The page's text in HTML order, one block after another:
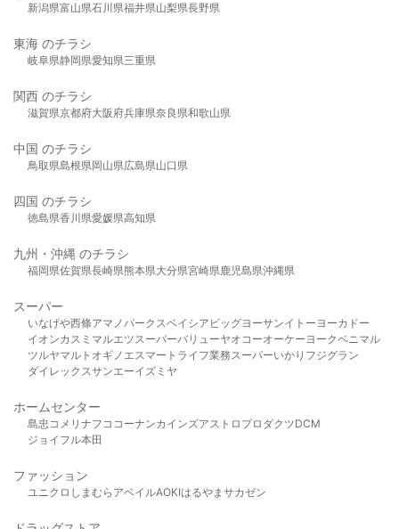
新潟県富山県石川県福井県山梨県長野県
東海 のチラシ
岐阜県静岡県愛知県三重県
関西 のチラシ
滋賀県京都府大阪府兵庫県奈良県和歌山県
中国 のチラシ
鳥取県島根県岡山県広島県山口県
四国 のチラシ
徳島県香川県愛媛県高知県
九州・沖縄 のチラシ
福岡県佐賀県長崎県熊本県大分県宮崎県鹿児島県沖縄県
スーパー
いなげや西條アマノパークスベイシア ビッグヨーサンイトーヨーカドー
イオンカスミ マルエツスーパーバリューヤオコーオーケー ヨークベニマル
ツルヤマルト オギノ エスマート ライフ業務スーパーいかり フジグラン
ダイレックスサンエーイズミヤ
ホームセンター
島忠 コメリ ナフコ コーナンカインズアストロプロダクツDCM
ジョイフル本田
ファッション
ユニクロ しまむら アベイルAOKIはるやま サカゼン